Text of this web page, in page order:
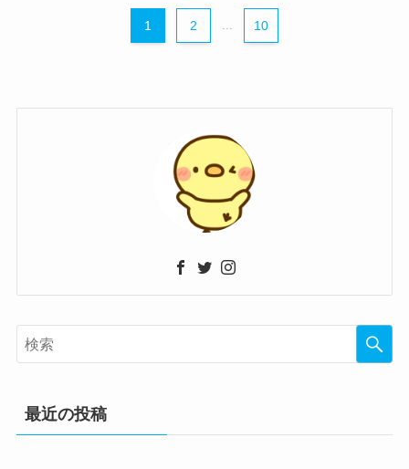
1 2 ... 10
最近の投稿